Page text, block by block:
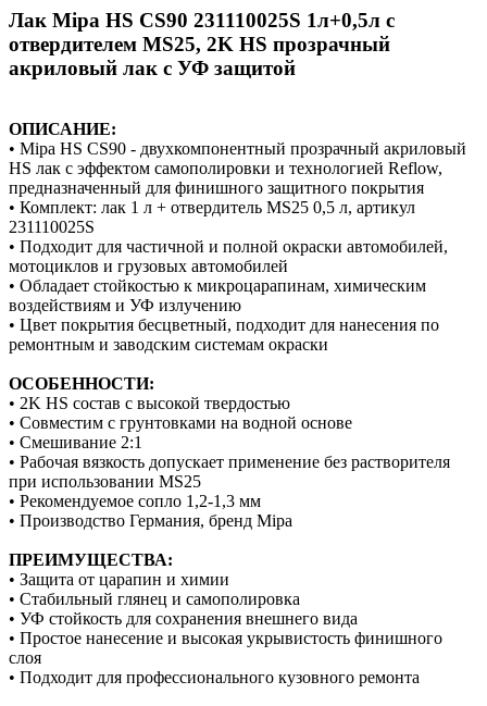
Лак Mipa HS CS90 231110025S 1л+0,5л с
отвердителем MS25, 2K HS прозрачный
акриловый лак с УФ защитой
ОПИСАНИЕ:
• Mipa HS CS90 - двухкомпонентный прозрачный акриловый
HS лак с эффектом самополировки и технологией Reflow,
предназначенный для финишного защитного покрытия
• Комплект: лак 1 л + отвердитель MS25 0,5 л, артикул
231110025S
• Подходит для частичной и полной окраски автомобилей,
мотоциклов и грузовых автомобилей
• Обладает стойкостью к микроцарапинам, химическим
воздействиям и УФ излучению
• Цвет покрытия бесцветный, подходит для нанесения по
ремонтным и заводским системам окраски
ОСОБЕННОСТИ:
• 2K HS состав с высокой твердостью
• Совместим с грунтовками на водной основе
• Смешивание 2:1
• Рабочая вязкость допускает применение без растворителя
при использовании MS25
• Рекомендуемое сопло 1,2-1,3 мм
• Производство Германия, бренд Mipa
ПРЕИМУЩЕСТВА:
• Защита от царапин и химии
• Стабильный глянец и самополировка
• УФ стойкость для сохранения внешнего вида
• Простое нанесение и высокая укрывистость финишного
слоя
• Подходит для профессионального кузовного ремонта